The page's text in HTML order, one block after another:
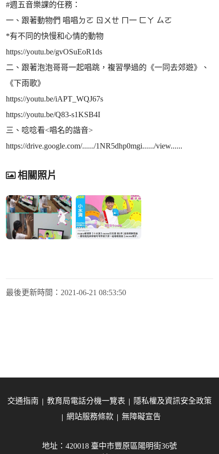
#週五音樂課的任務：
一、跟著動物們 唱唱ㄉㄛ ㄖㄨㄝ ㄇ一 ㄈㄚ ㄙㄛ
*有不同的快慢和心情的動物
https://youtu.be/gvOSuEoR1ds
二、跟著泡泡哥哥一起唱跳，複習學過的《一同去郊遊》、
《下雨歌》
https://youtu.be/iAPT_WQJ67s
https://youtu.be/Q83-s1KSB4I
三、唸唸看<唱名的諧音>
https://drive.google.com/....../1NR5dhp0mgi....../view......
相關照片
最後更新時間： 2021-06-21 08:53:50
交通指南 教育局電話分機一覽表
隱私權及資訊安全政策
網站服務條款
無障礙宣告
地址：420018 臺中市豐原區陽明街36號